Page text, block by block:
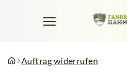
Auftrag widerrufen